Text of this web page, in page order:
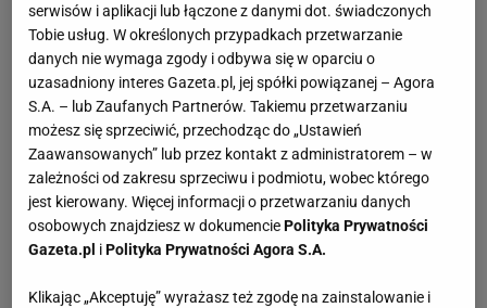
serwisów i aplikacji lub łączone z danymi dot. świadczonych
Tobie usług. W określonych przypadkach przetwarzanie
danych nie wymaga zgody i odbywa się w oparciu o
uzasadniony interes Gazeta.pl, jej spółki powiązanej – Agora
S.A. – lub Zaufanych Partnerów. Takiemu przetwarzaniu
możesz się sprzeciwić, przechodząc do „Ustawień
Zaawansowanych” lub przez kontakt z administratorem – w
zależności od zakresu sprzeciwu i podmiotu, wobec którego
jest kierowany. Więcej informacji o przetwarzaniu danych
osobowych znajdziesz w dokumenciePolityka Prywatności
Gazeta.pl iPolityka Prywatności Agora S.A.
Klikając „Akceptuję” wyrażasz też zgodę na zainstalowanie i